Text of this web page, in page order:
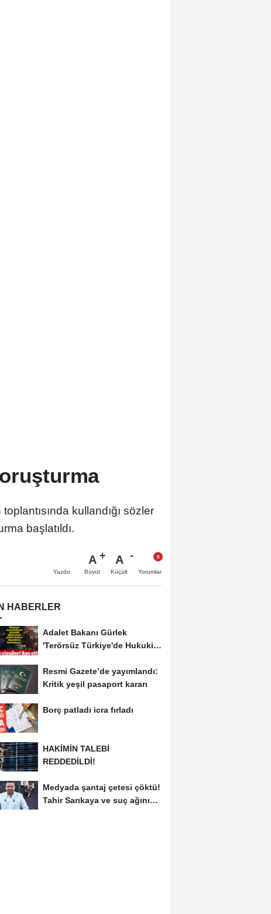
kullandığı sözler
başlatıldı.
Yazdır
A
Büyüt
A
Küçült Yorumlar
HABERLER
Adalet Bakanı Gürlek
'Terörsüz Türkiye'de Hukuki
Resmi Gazete’de yayımlandı:
Kritik yeşil pasaport kararı
Borç patladı icra fırladı
HAKİMİN TALEBİ
REDDEDİLDİ!
Medyada şantaj çetesi çöktü!
Tahir Sarıkaya ve suç ağının